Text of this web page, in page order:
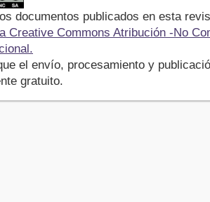
documentos publicados en esta
Creative Commons Atribución -No
el envío, procesamiento y
gratuito.